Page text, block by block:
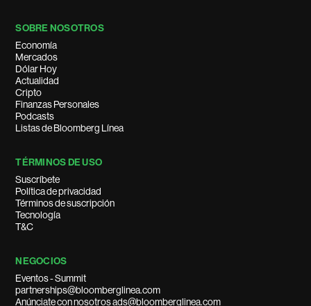
SOBRE NOSOTROS
Economía
Mercados
Dólar Hoy
Actualidad
Cripto
Finanzas Personales
Podcasts
Listas de Bloomberg Línea
TÉRMINOS DE USO
Suscríbete
Política de privacidad
Términos de suscripción
Tecnología
T&C
NEGOCIOS
Eventos - Summit
partnerships@bloomberglinea.com
Anúnciate con nosotros ads@bloomberglinea.com